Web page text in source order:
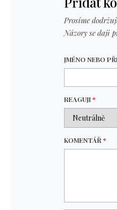
Prosíme
Názory se daji
JMÉNO NEBO
REAGUJI*
KOMENTÁŘ*